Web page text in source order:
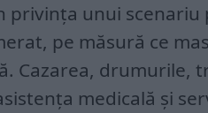
privința unui
pe măsură ce
Cazarea, drumurile,
medicală și